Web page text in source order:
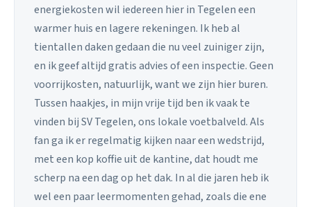
energiekosten wil iedereen hier in Tegelen een
warmer huis en lagere rekeningen. Ik heb al
tientallen daken gedaan die nu veel zuiniger zijn,
en ik geef altijd gratis advies of een inspectie. Geen
voorrijkosten, natuurlijk, want we zijn hier buren.
Tussen haakjes, in mijn vrije tijd ben ik vaak te
vinden bij SV Tegelen, ons lokale voetbalveld. Als
fan ga ik er regelmatig kijken naar een wedstrijd,
met een kop koffie uit de kantine, dat houdt me
scherp na een dag op het dak. In al die jaren heb ik
wel een paar leermomenten gehad, zoals die ene